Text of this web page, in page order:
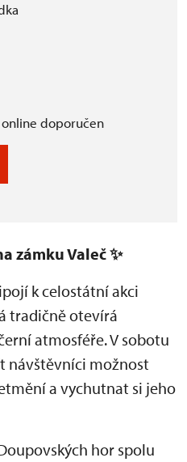
doporučen
zámku Valeč✨
k celostátní akci
tradičně otevírá
atmosféře. V sobotu
návštěvníci možnost
a vychutnat si jeho
hor spolu